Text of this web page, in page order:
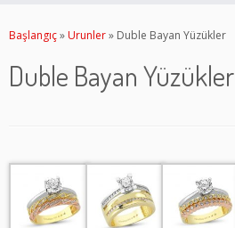
to
content
Başlangıç»Urunler» Duble Bayan Yüzükler
Duble Bayan Yüzükler